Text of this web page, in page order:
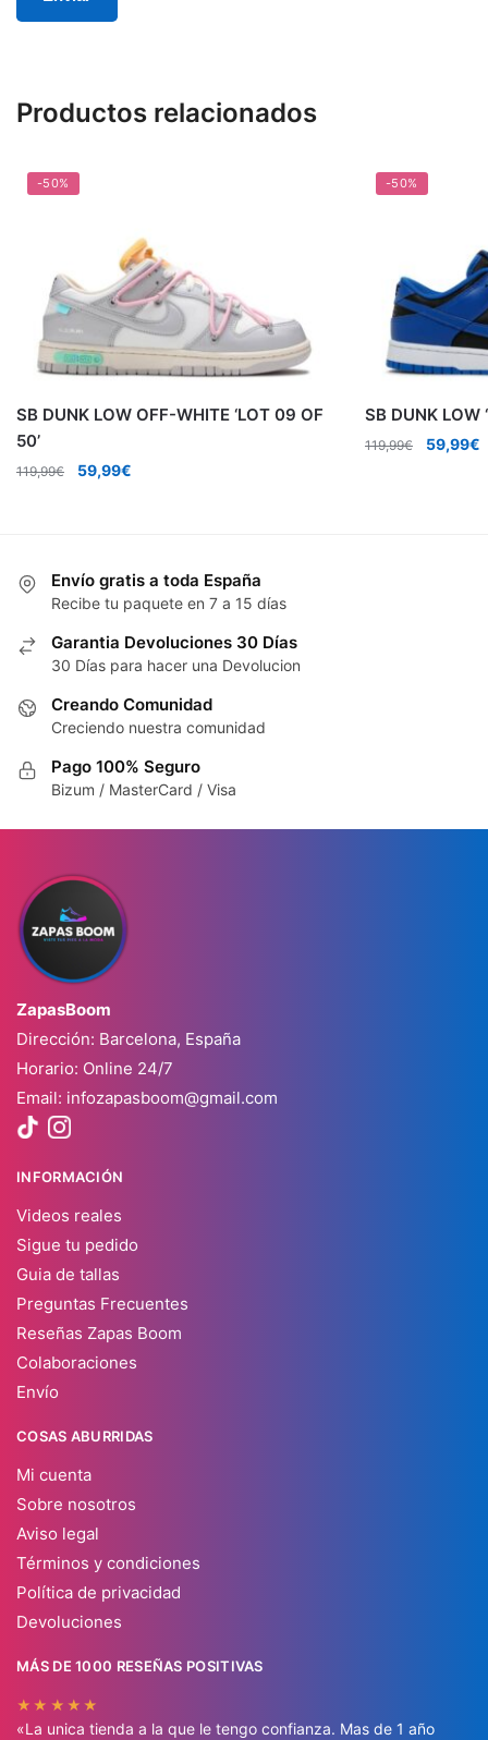
Productos relacionados
-50%
SB DUNK LOW OFF-WHITE ‘LOT 09 OF
50’
119,99€
El
59,99€
-50%
SB DUNK LOW
119,99€
El
59,99€
Envío gratis a toda España
Recibe tu paquete en 7 a 15 días
Garantia Devoluciones 30 Días
30 Días para hacer una Devolucion
Creando Comunidad
Creciendo nuestra comunidad
Pago 100% Seguro
Bizum / MasterCard / Visa
ZapasBoom
Dirección: Barcelona, España
Horario: Online 24/7
Email: infozapasboom@gmail.com
INFORMACIÓN
Videos reales
Sigue tu pedido
Guia de tallas
Preguntas Frecuentes
Reseñas Zapas Boom
Colaboraciones
Envío
COSAS ABURRIDAS
Mi cuenta
Sobre nosotros
Aviso legal
Términos y condiciones
Política de privacidad
Devoluciones
MÁS DE 1000 RESEÑAS POSITIVAS
★★★★★
«La unica tienda a la que le tengo confianza. Mas de 1 año